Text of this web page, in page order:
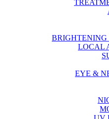
BRIGHTENING
LOCAL
EYE &